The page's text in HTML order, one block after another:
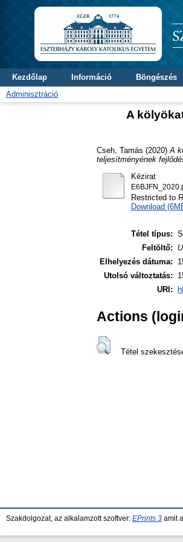
Kezdőlap Információ
Böngészés
Adminisztráció
A
Cseh, Tamás (2020) A
teljesítményének
Kézirat
Restricted to
Download
Tétel típus:
Feltöltő:
Elhelyezés dátuma:
Utolsó változtatás:
URI:
Actions
Tétel
Szakdolgozat, az alkalamzott szoftver: EPrints 3 amit a